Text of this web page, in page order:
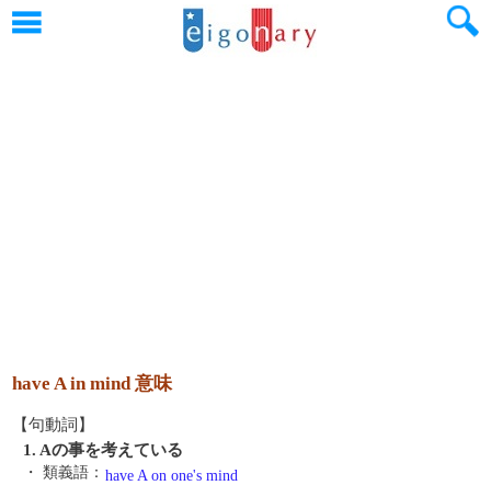
have A in mind 意味
【句動詞】
1. Aの事を考えている
・ 類義語： have A on one's mind